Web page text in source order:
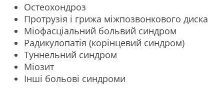
Остеохондроз
Протрузія і грижа міжпозвонкового диска
Міофасціальний больвий синдром
Радикулопатія (корінцевий синдром)
Туннельний синдром
Міозит
Інші больові синдроми